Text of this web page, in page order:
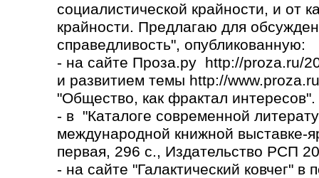
социалистической крайности, и от
крайности. Предлагаю для
справедливость", опубликованную:
- на сайте Проза.ру http://proza.ru/
и развитием темы http://
"Общество, как фрактал интересов".
- в "Каталоге современной
международной книжной выставке-
первая, 296 с., Издательство РСП
- на сайте "Галактический ковчег" в